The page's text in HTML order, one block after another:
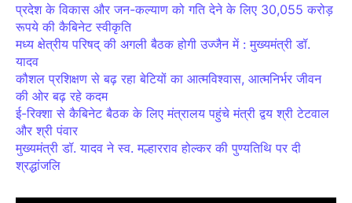
प्रदेश के विकास और जन-कल्याण को गति देने के लिए 30,055 करोड़
रूपये की कैबिनेट स्वीकृति
मध्य क्षेत्रीय परिषद् की अगली बैठक होगी उज्जैन में : मुख्यमंत्री डॉ.
यादव
कौशल प्रशिक्षण से बढ़ रहा बेटियों का आत्मविश्वास, आत्मनिर्भर जीवन
की ओर बढ़ रहे कदम
ई-रिक्शा से कैबिनेट बैठक के लिए मंत्रालय पहुंचे मंत्री द्वय श्री टेटवाल
और श्री पंवार
मुख्यमंत्री डॉ. यादव ने स्व. मल्हारराव होल्कर की पुण्यतिथि पर दी
श्रद्धांजलि